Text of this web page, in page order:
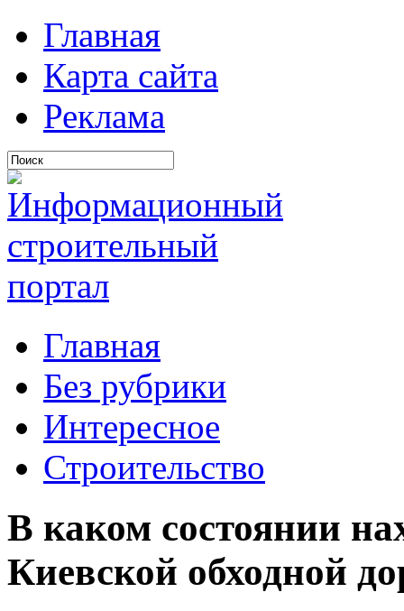
Главная
Карта сайта
Реклама
Главная
Без рубрики
Интересное
Строительство
В каком состоянии
Киевской обходной